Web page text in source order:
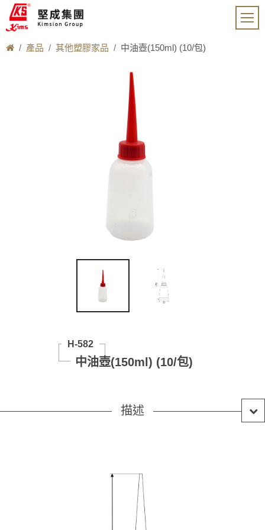
產品 其他塑膠家品 中油壺(150ml) (10/包)
H-582
中油壺(150ml) (10/包)
描述